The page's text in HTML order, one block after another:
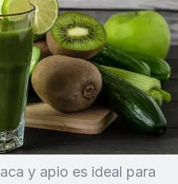
y apio es ideal para